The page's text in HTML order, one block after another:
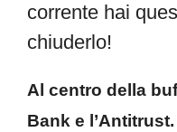
corrente hai
chiuderlo!
Al centro della
Bank e l’Antitrust.